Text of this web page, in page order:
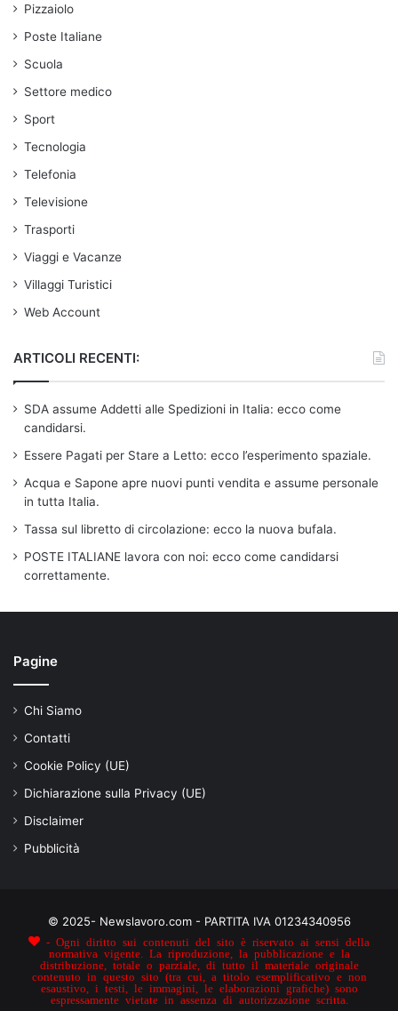
Pizzaiolo
Poste Italiane
Scuola
Settore medico
Sport
Tecnologia
Telefonia
Televisione
Trasporti
Viaggi e Vacanze
Villaggi Turistici
Web Account
ARTICOLI RECENTI:
SDA assume Addetti alle Spedizioni in Italia: ecco come
candidarsi.
Essere Pagati per Stare a Letto: ecco l’esperimento spaziale.
Acqua e Sapone apre nuovi punti vendita e assume personale
in tutta Italia.
Tassa sul libretto di circolazione: ecco la nuova bufala.
POSTE ITALIANE lavora con noi: ecco come candidarsi
correttamente.
Pagine
Chi Siamo
Contatti
Cookie Policy (UE)
Dichiarazione sulla Privacy (UE)
Disclaimer
Pubblicità
© 2025- Newslavoro.com - PARTITA IVA 01234340956
- Ogni diritto sui contenuti del sito è riservato ai sensi della
normativa vigente. La riproduzione, la pubblicazione e la
distribuzione, totale o parziale, di tutto il materiale originale
contenuto in questo sito (tra cui, a titolo esemplificativo e non
esaustivo, i testi, le immagini, le elaborazioni grafiche) sono
espressamente vietate in assenza di autorizzazione scritta.